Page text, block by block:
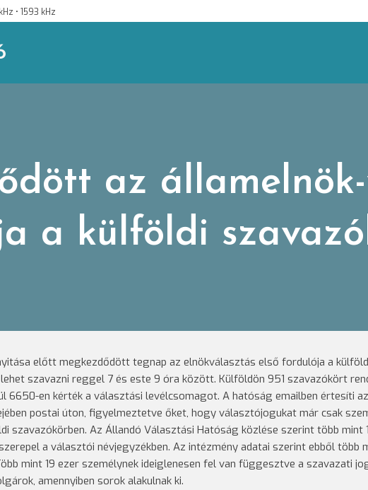
• 1593 kHz
az
a külföldi
előtt megkezdődött tegnap az elnökválasztás első fordulója a
szavazni reggel 7 és este 9 óra között. Külföldön 951 szavazókört
6650-en kérték a választási levélcsomagot. A hatóság emailben értesíti
postai úton, figyelmeztetve őket, hogy választójogukat már csak
szavazókörben. Az Állandó Választási Hatóság közlése szerint több mint
a választói névjegyzékben. Az intézmény adatai szerint ebből több
mint 19 ezer személynek ideiglenesen fel van függesztve a szavazati
amennyiben sorok alakulnak ki.